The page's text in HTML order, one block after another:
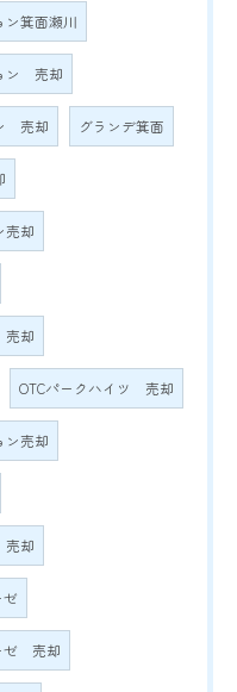
ン箕面瀬川
ン 売却
売却 グランデ箕面
却
売却
OTCパークハイツ 売却
売却
売却
ゼ 売却